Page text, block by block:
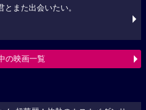
また出会いたい。
の映画一覧